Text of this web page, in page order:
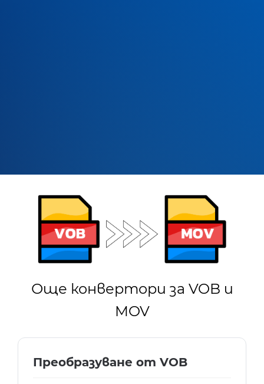
Още конвертори за VOB и
MOV
Преобразуване от VOB